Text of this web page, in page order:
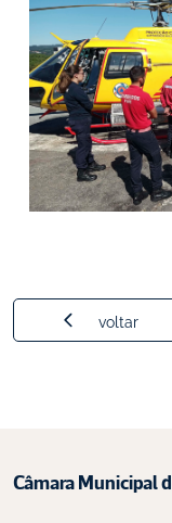
voltar
Câmara Municipal